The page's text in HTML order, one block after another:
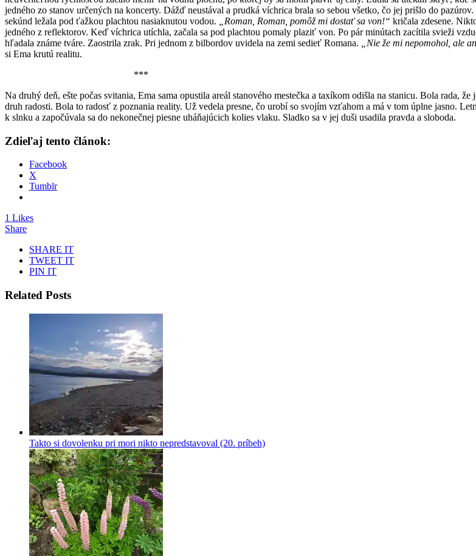
jedného zo stanov určených na koncerty. Dážď neustával a prudká víchrica brala so sebou všetko, čo jej prišlo do
sekúnd ležala pod ťažkou plachtou nasiaknutou vodou.
„Roman, Roman, pomôž mi dostať sa von!“ kričala zdesene.
jedného z reflektorov. Keď víchrica utíchla, začala sa pod plachtou pomaly plaziť von. Po pár minútach zacítila svieži
hľadala známe tváre. Zaostrila zrak. Pri jednom z bilbordov uvidela na zemi sedieť Romana.
„Nie že mi nepomohol, ale
si Ema krutú realitu.
***
Na druhý deň, ešte počas svitania, Ema sama opustila areál stanového mestečka a taxíkom odišla na stanicu. Bola
druh radosti. Bola to radosť z poznania reality. Už vedela presne, čo urobí so svojím vzťahom a má v tom úplne jasno.
k slnku a započúvala sa do nekonečnej piesne uháňajúcich kolies vlaku. Sladko sa v jej duši usadila pravda a sloboda.
Zdieľaj tento článok:
Facebook
X
Tumblr
1 Likes
Share
SHARE IT
TWEET IT
PIN IT
Related Posts
Takto si dovolenku pri mori nikto nepredstavoval (20. príbeh)